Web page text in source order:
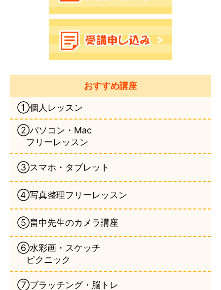
おすすめ講座
①個人レッスン
②パソコン・Mac
フリーレッスン
③スマホ・タブレット
④写真整理フリーレッスン
⑤畠中先生のカメラ講座
⑥水彩画・スケッチ
ピクニック
⑦ブラッチング・脳トレ